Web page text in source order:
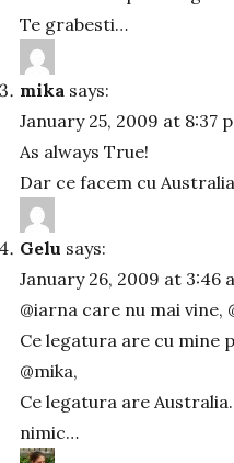
Te grabesti…
mika says:
January 25, 2009 at 8:37
As always True!
Dar ce facem cu
Gelu says:
January 26, 2009 at 3:46
@iarna care nu mai vine,
Ce legatura are cu mine
@mika,
Ce legatura are
nimic…